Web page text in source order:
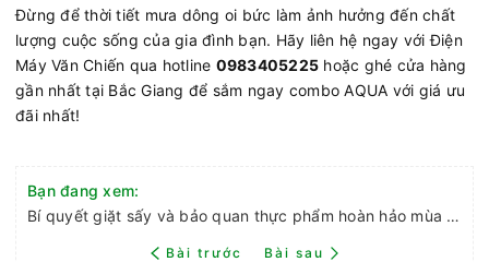
Đừng để thời tiết mưa dông oi bức làm ảnh hưởng đến chất
lượng cuộc sống của gia đình bạn. Hãy liên hệ ngay với Điện
Máy Văn Chiến qua hotline 0983405225 hoặc ghé cửa hàng
gần nhất tại Bắc Giang để sắm ngay combo AQUA với giá ưu
đãi nhất!
Bạn đang xem:
Bí quyết giặt sấy và bảo quan thực phẩm hoàn hảo mùa mưa dông oi bức tại Bắc Giang
Bài trước Bài sau